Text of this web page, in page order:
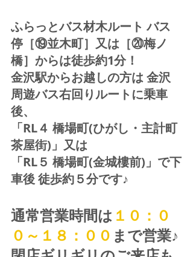
ふらっとバス材木ルート バス
停［⑲並木町］又は［⑳梅ノ
橋］からは徒歩約1分！
金沢駅からお越しの方は 金沢
周遊バス右回りルートに乗車
後、
「RL４ 橋場町(ひがし・主計町
茶屋街)」又は
「RL５ 橋場町(金城樓前)」で下
車後 徒歩約５分です♪
通常営業時間は １０：０
０～１８：００ まで営業♪